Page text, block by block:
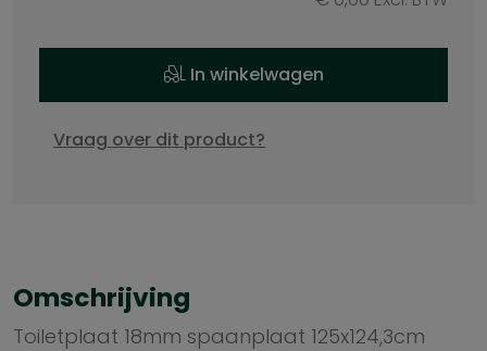
In winkelwagen
Vraag over dit product?
Omschrijving
Toiletplaat 18mm spaanplaat 125x124,3cm